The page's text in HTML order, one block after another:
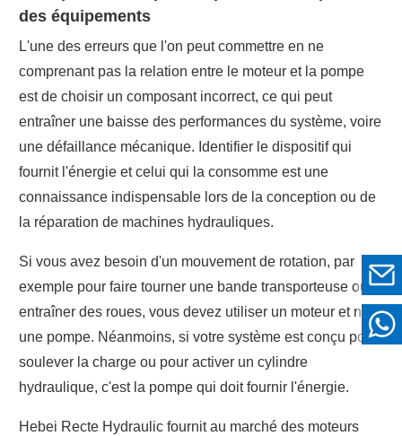
des équipements
L'une des erreurs que l'on peut commettre en ne
comprenant pas la relation entre le moteur et la pompe
est de choisir un composant incorrect, ce qui peut
entraîner une baisse des performances du système, voire
une défaillance mécanique. Identifier le dispositif qui
fournit l'énergie et celui qui la consomme est une
connaissance indispensable lors de la conception ou de
la réparation de machines hydrauliques.
Si vous avez besoin d'un mouvement de rotation, par
exemple pour faire tourner une bande transporteuse ou
entraîner des roues, vous devez utiliser un moteur et non
une pompe. Néanmoins, si votre système est conçu pour
soulever la charge ou pour activer un cylindre
hydraulique, c'est la pompe qui doit fournir l'énergie.
Hebei Recte Hydraulic fournit au marché des moteurs